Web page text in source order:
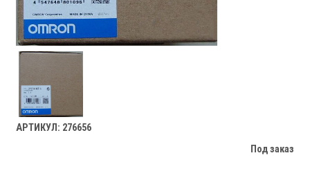
АРТИКУЛ: 276656
Под заказ